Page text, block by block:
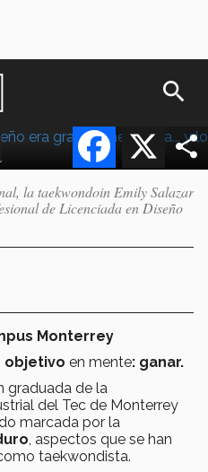
search
"Mi mayor
la taekwondoin Emily Salazar
de Licenciada en Diseño
Monterrey
objetivo en mente: ganar.
graduada de la
del Tec de Monterrey
marcada por la
, aspectos que se han
taekwondista.